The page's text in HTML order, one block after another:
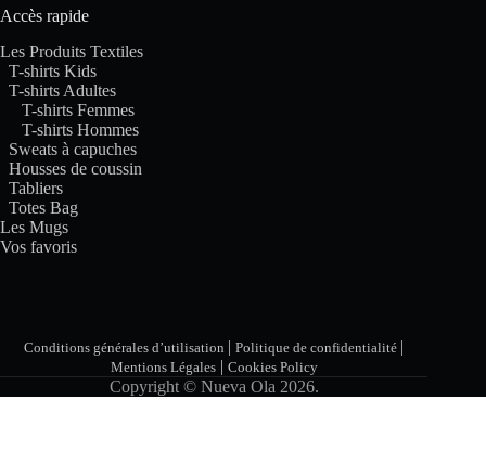
Accès rapide
Les Produits Textiles
T-shirts Kids
T-shirts Adultes
T-shirts Femmes
T-shirts Hommes
Sweats à capuches
Housses de coussin
Tabliers
Totes Bag
Les Mugs
Vos favoris
Conditions générales d’utilisation |Politique de confidentialité |
Mentions Légales| Cookies Policy
Copyright © Nueva Ola 2026.